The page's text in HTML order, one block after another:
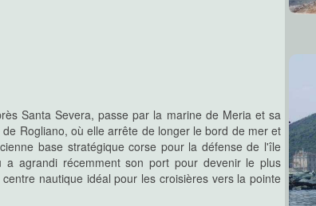
Santa Severa, passe par la marine de Meria et sa
Rogliano, où elle arrête de longer le bord de mer et
base stratégique corse pour la défense de l'île
a agrandi récemment son port pour devenir le plus
nautique idéal pour les croisières vers la pointe